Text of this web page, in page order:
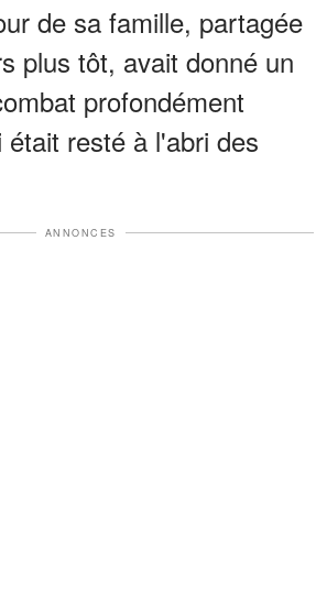
de sa famille, partagée
plus tôt, avait donné un
profondément
était resté à l'abri des
ANNONCES